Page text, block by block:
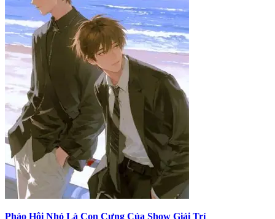
Pháo Hôi Nhỏ Là Con Cưng Của Show Giải Trí